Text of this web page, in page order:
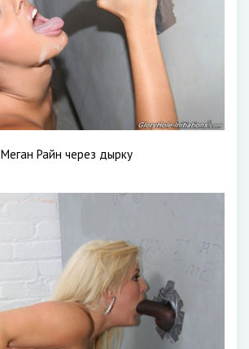
Меган Райн через дырку